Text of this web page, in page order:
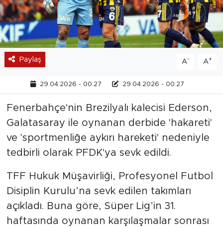
Paylaş A- A+
29.04.2026 - 00:27 29.04.2026 - 00:27
Fenerbahçe'nin Brezilyalı kalecisi Ederson,
Galatasaray ile oynanan derbide 'hakareti'
ve 'sportmenliğe aykırı hareketi' nedeniyle
tedbirli olarak PFDK'ya sevk edildi.
TFF Hukuk Müşavirliği, Profesyonel Futbol
Disiplin Kurulu’na sevk edilen takımları
açıkladı. Buna göre, Süper Lig’in 31.
haftasında oynanan karşılaşmalar sonrası